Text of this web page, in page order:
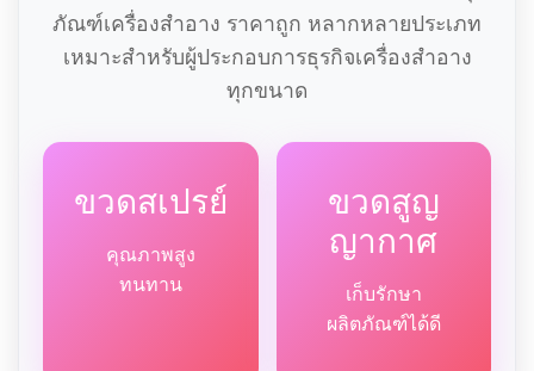
ภัณฑ์เครื่องสำอาง ราคาถูก หลากหลายประเภท
เหมาะสำหรับผู้ประกอบการธุรกิจเครื่องสำอาง
ทุกขนาด
ขวดสเปรย์
คุณภาพสูง
ทนทาน
ขวดสูญ
ญากาศ
เก็บรักษา
ผลิตภัณฑ์ได้ดี